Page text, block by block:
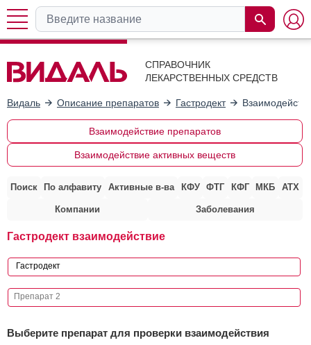
СПРАВОЧНИК
ЛЕКАРСТВЕННЫХ СРЕДСТВ
Видаль Описание препаратов Гастродект
Взаимодействие препаратов
Взаимодействие активных веществ
Поиск По алфавиту Активные в-ва КФУ ФТГ КФГ МКБ АТХ
Компании Заболевания
Гастродект взаимодействие
Выберите препарат для проверки взаимодействия